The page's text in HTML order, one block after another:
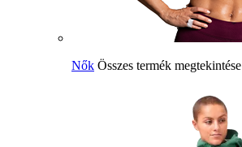
Nők Összes termék megtekintése